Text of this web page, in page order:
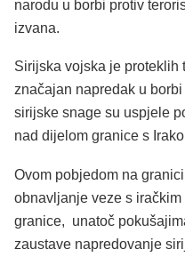
narodu u borbi protiv
izvana.
Sirijska vojska je proteklih
značajan napredak u
sirijske snage su uspjele
nad dijelom granice s
Ovom pobjedom na
obnavljanje veze s
granice, unatoč
zaustave napredovanje